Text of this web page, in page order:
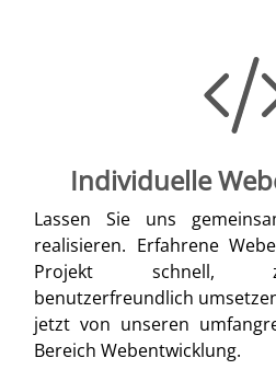
Individuelle
Lassen Sie uns
realisieren. Erfahrene
Projekt schnell,
benutzerfreundlich
jetzt von unseren
Bereich Webentwicklung.